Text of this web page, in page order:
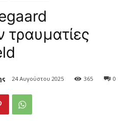
24 Αυγούστου 2025 0
365